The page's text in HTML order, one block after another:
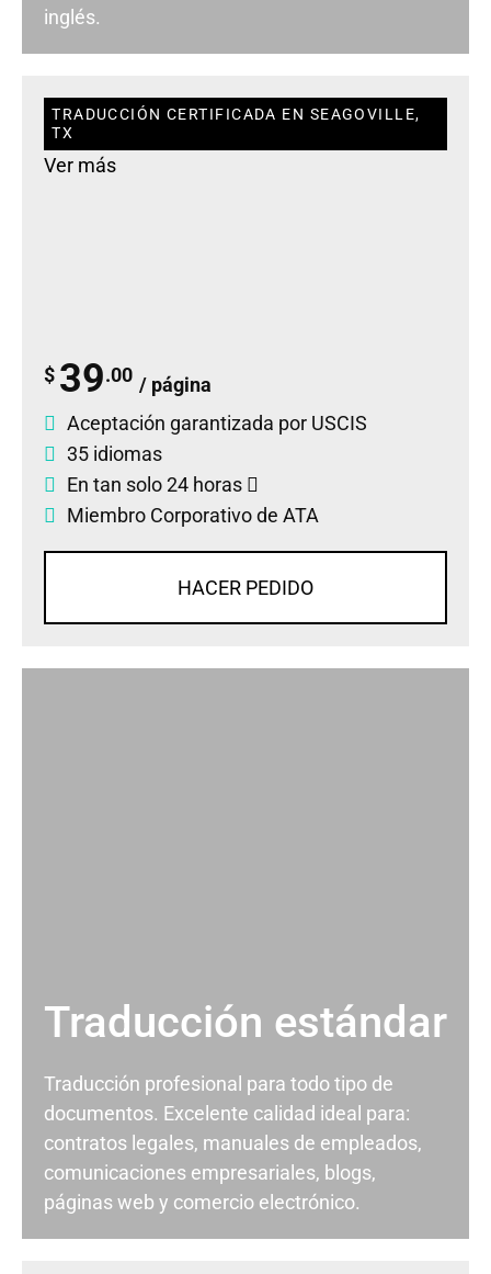
inglés.
TRADUCCIÓN CERTIFICADA EN SEAGOVILLE,
TX
Ver más
$ 39.00 / página
Aceptación garantizada por USCIS
35 idiomas
En tan solo 24 horas
Miembro Corporativo de ATA
HACER PEDIDO
Traducción estándar
Traducción profesional para todo tipo de
documentos. Excelente calidad ideal para:
contratos legales, manuales de empleados,
comunicaciones empresariales, blogs,
páginas web y comercio electrónico.